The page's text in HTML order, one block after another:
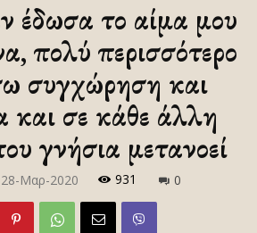
έδωσα το αίμα μου
πολύ περισσότερο
συγχώρηση και
και σε κάθε άλλη
γνήσια μετανοεί
Μαρ-2020 931 0